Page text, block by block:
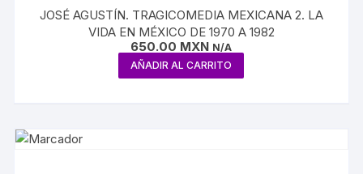
JOSÉ AGUSTÍN. TRAGICOMEDIA MEXICANA 2. LA
VIDA EN MÉXICO DE 1970 A 1982
650.00 MXN N/A
AÑADIR AL CARRITO